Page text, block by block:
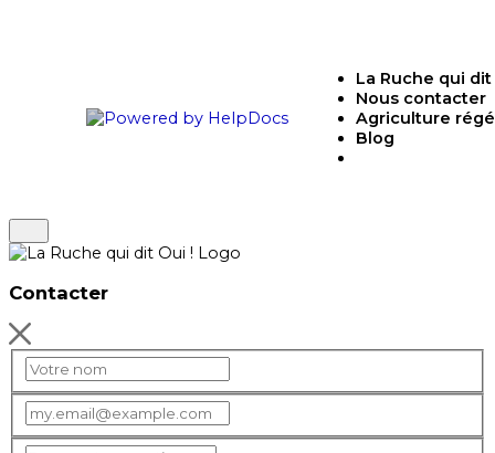
(opens in a new tab)
La Ruche qui
Nous contacter
Agriculture
Blog
Contacter